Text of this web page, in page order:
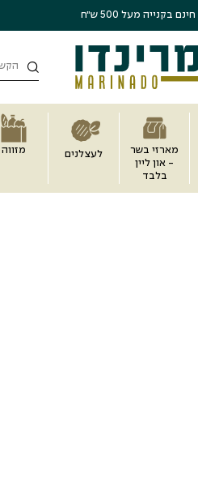
בקנייה מעל 500 ש״ח
חיפוש
מארזי בשר
- און ליין
בלבד
לעצלנים מזווה